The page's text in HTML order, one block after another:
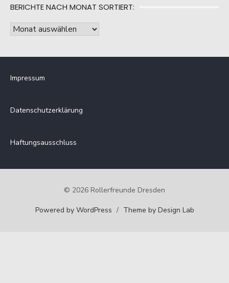
Kategorie
sortiert:
BERICHTE NACH MONAT SORTIERT:
Berichte
Impressum
Datenschutzerklärung
Haftungsausschluss
© 2026 Rollerfreunde Dresden
Powered by WordPress / Theme by Design Lab